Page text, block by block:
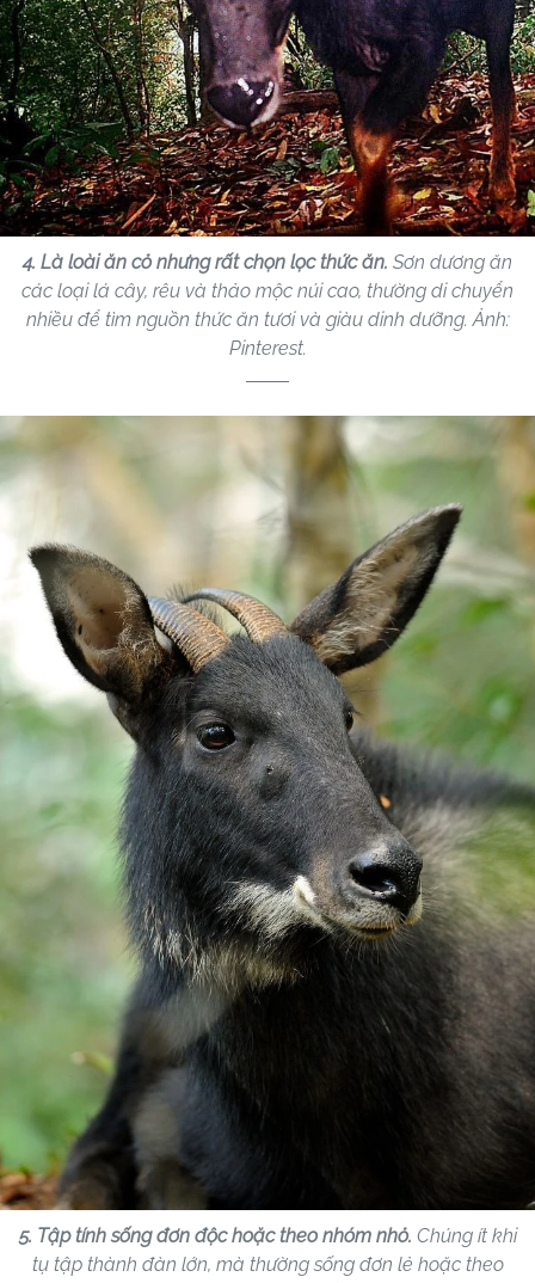
4. Là loài ăn cỏ nhưng rất chọn lọc thức ăn. Sơn dương ăn
các loại lá cây, rêu và thảo mộc núi cao, thường di chuyển
nhiều để tìm nguồn thức ăn tươi và giàu dinh dưỡng. Ảnh:
Pinterest.
5. Tập tính sống đơn độc hoặc theo nhóm nhỏ. Chúng ít khi
tụ tập thành đàn lớn, mà thường sống đơn lẻ hoặc theo